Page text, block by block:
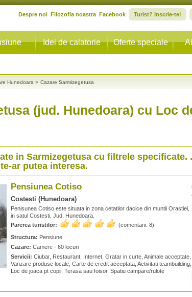
Idei de calatorie Oferte speciale
Despre noi Filozofia noastra Facebook Turist? Inscrie-te!
Hunedoara > Cazare Sarmizegetusa
(jud. Hunedoara) cu Loc
in Sarmizegetusa cu filtrele specificate.
ar putea interesa.
Pensiunea Cotiso
Costesti (Hunedoara)
Penisunea Cotiso este situata in zona cetatilor dacice din muntii Orastiei,
in satul Costesti, Jud. Hunedoara.
Parerea turistilor:
(comentarii: 8)
Structura: Pensiune
Cazare: Camere - 60 locuri
Servicii: Ciubar, Restaurant, Internet, Gratar in curte, Animale acceptate,
Vanzare produse locale, Carte de credit acceptata, Activitati teambuilding,
Loc de joaca pt copii, Terasa sau foisor, Spatiu campare/rulote